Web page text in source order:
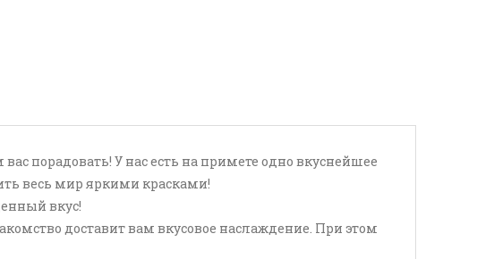
порадовать! У нас есть на примете одно вкуснейшее
весь мир яркими красками!
вкус!
доставит вам вкусовое наслаждение. При этом